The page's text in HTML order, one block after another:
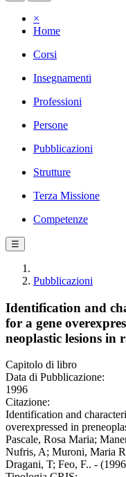
×
Home
Corsi
Insegnamenti
Professioni
Persone
Pubblicazioni
Strutture
Terza Missione
Competenze
☰
Pubblicazioni
Identification and
for a gene
neoplastic lesions in
Capitolo di libro
Data di Pubblicazione:
1996
Citazione:
Identification and
overexpressed in
Pascale, Rosa Maria;
Nufris, A; Muroni, Maria
Dragani, T; Feo, F.. -